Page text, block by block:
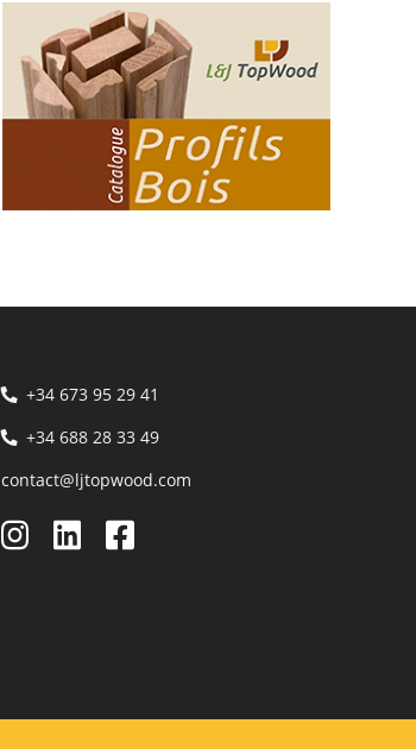
+34 673 95 29 41
+34 688 28 33 49
contact@ljtopwood.com